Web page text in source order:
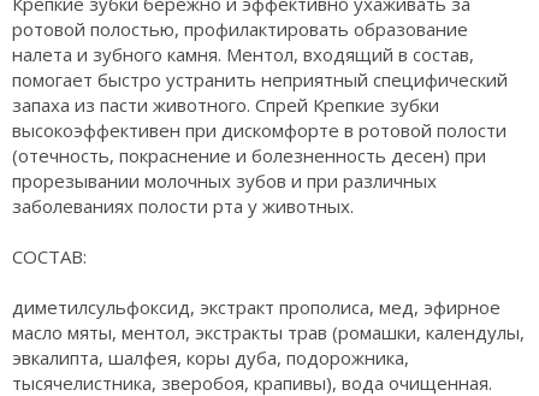
ротовой полостью, профилактировать образование
налета и зубного камня. Ментол, входящий в состав,
помогает быстро устранить неприятный специфический
запаха из пасти животного. Спрей Крепкие зубки
высокоэффективен при дискомфорте в ротовой полости
(отечность, покраснение и болезненность десен) при
прорезывании молочных зубов и при различных
заболеваниях полости рта у животных.
СОСТАВ:
диметилсульфоксид, экстракт прополиса, мед, эфирное
масло мяты, ментол, экстракты трав (ромашки, календулы,
эвкалипта, шалфея, коры дуба, подорожника,
тысячелистника, зверобоя, крапивы), вода очищенная.